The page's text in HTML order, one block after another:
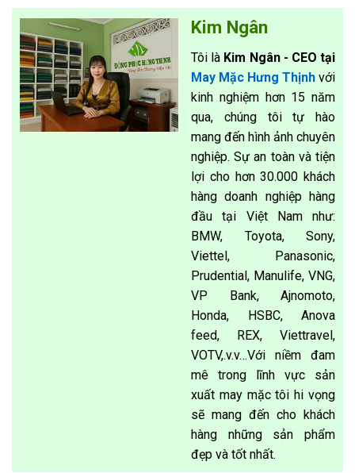
Kim Ngân
Tôi là Kim Ngân - CEO tại
May Mặc Hưng Thịnh với
kinh nghiệm hơn 15 năm
qua, chúng tôi tự hào
mang đến hình ảnh chuyên
nghiệp. Sự an toàn và tiện
lợi cho hơn 30.000 khách
hàng doanh nghiệp hàng
đầu tại Việt Nam như:
BMW, Toyota, Sony,
Viettel, Panasonic,
Prudential, Manulife, VNG,
VP Bank, Ajnomoto,
Honda, HSBC, Anova
feed, REX, Viettravel,
VOTV,.v.v…Với niềm đam
mê trong lĩnh vực sản
xuất may mặc tôi hi vọng
sẽ mang đến cho khách
hàng những sản phẩm
đẹp và tốt nhất.